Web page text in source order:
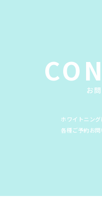
お
ホワイトニン
各種ご予約お